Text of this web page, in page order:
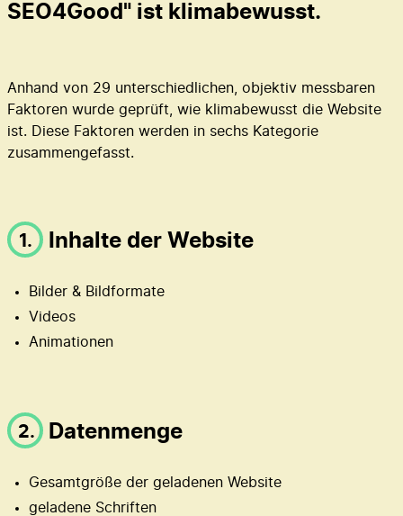
SEO4Good" ist klimabewusst.
Anhand von 29 unterschiedlichen, objektiv messbaren
Faktoren wurde geprüft, wie klimabewusst die Website
ist. Diese Faktoren werden in sechs Kategorie
zusammengefasst.
1. Inhalte der Website
Bilder & Bildformate
Videos
Animationen
2. Datenmenge
Gesamtgröße der geladenen Website
geladene Schriften